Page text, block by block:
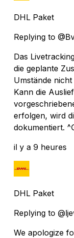
DHL Paket
Replying to
Das
die geplante
Umstände
Kann die
erfolgen, wird
dokumentiert.
il y a 9 heures
DHL Paket
Replying to
We apologize